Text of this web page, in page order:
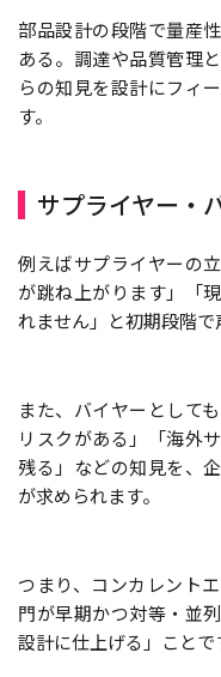
部品設計の段階で量産
ある。調達や品質管理
らの知見を設計にフィ
す。
サプライヤー・
例えばサプライヤーの
が跳ね上がります」「
れません」と初期段階で
また、バイヤーとして
リスクがある」「海外
残る」などの知見を、
が求められます。
つまり、コンカレント
門が早期かつ対等・並
設計に仕上げる」ことで